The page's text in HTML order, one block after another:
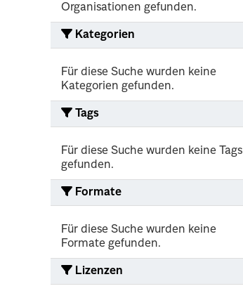
Organisationen gefunden.
Kategorien
Für diese Suche wurden keine
Kategorien gefunden.
Tags
Für diese Suche wurden keine Tags
gefunden.
Formate
Für diese Suche wurden keine
Formate gefunden.
Lizenzen